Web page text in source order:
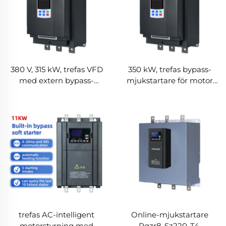
380 V, 315 kW, trefas VFD
med extern bypass-
350 kW, trefas bypass-
mjukstartare för motor
kommunikation, tvungen
luftkylning, 50/60 Hz
trefas AC-intelligent
Online-mjukstartare